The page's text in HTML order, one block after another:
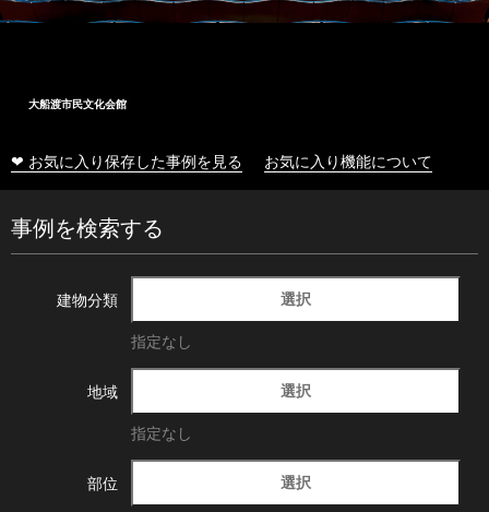
大船渡市民文化会館
❤ お気に入り保存した事例を見る お気に入り機能について
事例を検索する
建物分類 選択
指定なし
地域 選択
指定なし
部位 選択